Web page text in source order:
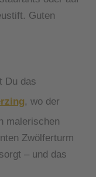
Guten
Du das
, wo der
malerischen
Zwölferturm
– und das